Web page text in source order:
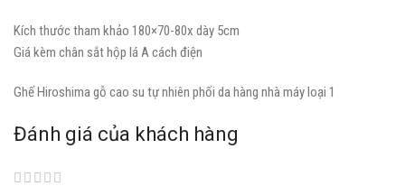
Kích thước tham khảo 180×70-80x dày 5cm
Giá kèm chân sắt hộp lá A cách điện
Ghế Hiroshima gỗ cao su tự nhiên phối da hàng nhà máy loại 1
Đánh giá của khách hàng